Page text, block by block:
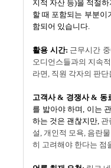
지적 자산 등)을 적절
할 때 포함되는 부분이
함되어 있습니다
활용 시간: 근무시간
오디언스들과의 지속
라면 직원 각자의 판
고객사& 경쟁사& 동
를 밟아야 하며
이는
하는 것은 괜찮지만 관
설 개인적 모욕 음란
히 고려해야 한다는 점